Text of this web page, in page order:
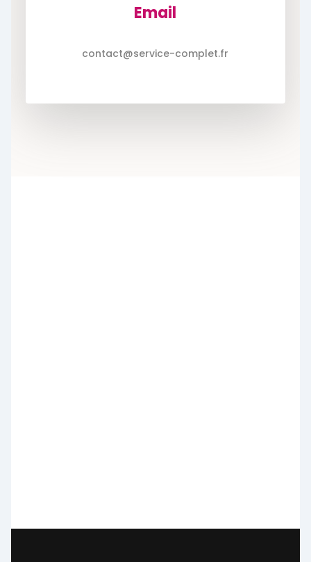
Email
contact@service-complet.fr